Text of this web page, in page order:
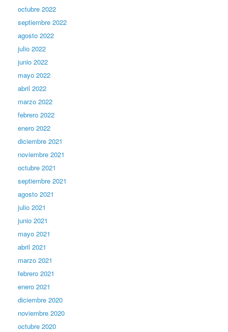
octubre 2022
septiembre 2022
agosto 2022
julio 2022
junio 2022
mayo 2022
abril 2022
marzo 2022
febrero 2022
enero 2022
diciembre 2021
noviembre 2021
octubre 2021
septiembre 2021
agosto 2021
julio 2021
junio 2021
mayo 2021
abril 2021
marzo 2021
febrero 2021
enero 2021
diciembre 2020
noviembre 2020
octubre 2020